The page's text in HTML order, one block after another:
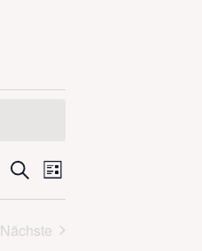
Veranstaltungen
Ansichten,
SucheVeranstaltung
Ansichten-
Navigation
Liste
Nächste